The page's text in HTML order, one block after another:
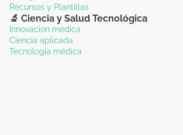
Recursos y Plantillas
🔬 Ciencia y Salud Tecnológica
Innovación médica
Ciencia aplicada
Tecnología médica